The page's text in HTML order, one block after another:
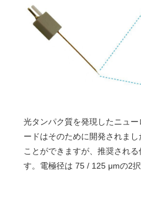
光タンパク質を発現したニュ
ードはそのために開発されま
ことができますが、推奨され
す。電極径は 75 / 125 μmの2